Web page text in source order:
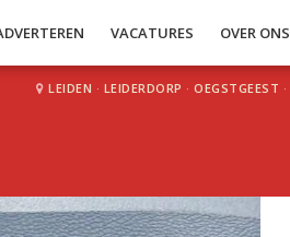
VACATURES OVER ONS
LEIDEN · LEIDERDORP · OEGSTGEEST ·